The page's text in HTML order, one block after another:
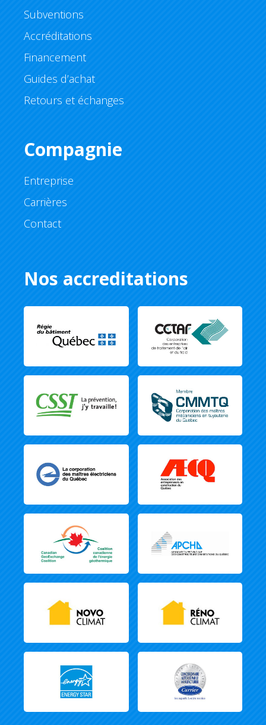
Subventions
Accréditations
Financement
Guides d’achat
Retours et échanges
Compagnie
Entreprise
Carrières
Contact
Nos accreditations